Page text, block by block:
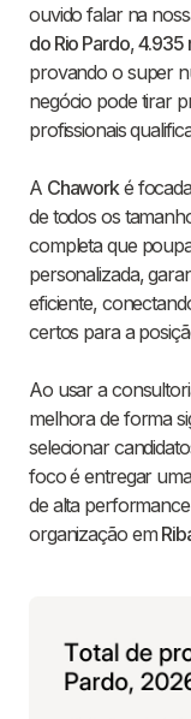
ouvido falar na
do Rio Pardo,4.935
provando o super
negócio pode tirar
profissionais
A Chaworké
de todos os
completa que
personalizada,
eficiente,
certos para a
Ao usar a
melhora de forma
selecionar
foco é entregar
de alta
organização em